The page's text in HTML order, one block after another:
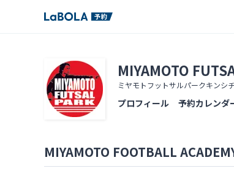
MIYAMOTO
ミヤモトフットサルパークキンシ
プロフィール 予約カレンダ
MIYAMOTO FOOTBALL